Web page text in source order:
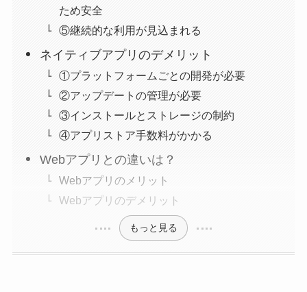
ため安全
⑤継続的な利用が見込まれる
ネイティブアプリのデメリット
①プラットフォームごとの開発が必要
②アップデートの管理が必要
③インストールとストレージの制約
④アプリストア手数料がかかる
Webアプリとの違いは？
Webアプリのメリット
Webアプリのデメリット
もっと見る